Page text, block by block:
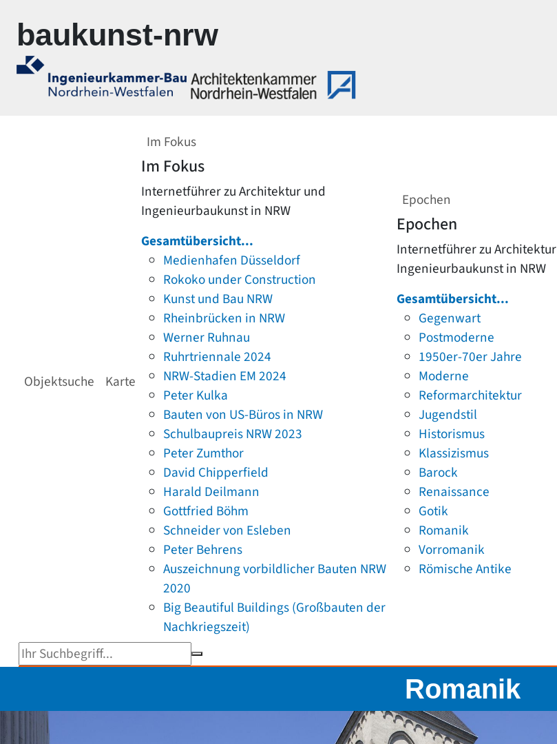
baukunst-nrw
Objektsuche Karte
Im Fokus
Im Fokus
Internetführer zu Architektur und
Ingenieurbaukunst in NRW
Gesamtübersicht...
Medienhafen Düsseldorf
Rokoko under Construction
Kunst und Bau NRW
Rheinbrücken in NRW
Werner Ruhnau
Ruhrtriennale 2024
NRW-Stadien EM 2024
Peter Kulka
Bauten von US-Büros in NRW
Schulbaupreis NRW 2023
Peter Zumthor
David Chipperfield
Harald Deilmann
Gottfried Böhm
Schneider von Esleben
Peter Behrens
Auszeichnung vorbildlicher Bauten NRW
2020
Big Beautiful Buildings (Großbauten der
Nachkriegszeit)
Epochen
Epochen
Internetführer zu
Ingenieurbaukunst in NRW
Gesamtübersicht...
Gegenwart
Postmoderne
1950er-70er Jahre
Moderne
Reformarchitektur
Jugendstil
Historismus
Klassizismus
Barock
Renaissance
Gotik
Romanik
Vorromanik
Römische Antike
Suchbegriff eingeben
Romanik